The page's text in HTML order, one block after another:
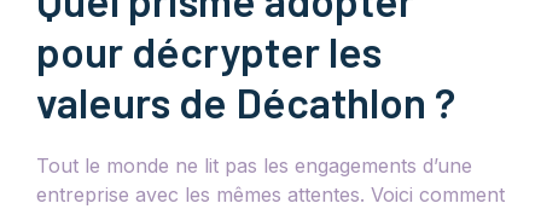
pour décrypter les
valeurs de Décathlon ?
Tout le monde ne lit pas les engagements d’une
entreprise avec les mêmes attentes. Voici comment